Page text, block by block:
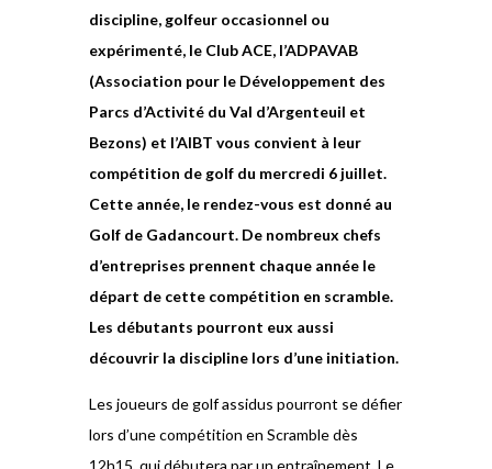
discipline, golfeur occasionnel ou
expérimenté, le Club ACE, l’ADPAVAB
(Association pour le Développement des
Parcs d’Activité du Val d’Argenteuil et
Bezons) et l’AIBT vous convient à leur
compétition de golf du mercredi 6 juillet.
Cette année, le rendez-vous est donné au
Golf de Gadancourt. De nombreux chefs
d’entreprises prennent chaque année le
départ de cette compétition en scramble.
Les débutants pourront eux aussi
découvrir la discipline lors d’une initiation.
Les joueurs de golf assidus pourront se défier
lors d’une compétition en Scramble dès